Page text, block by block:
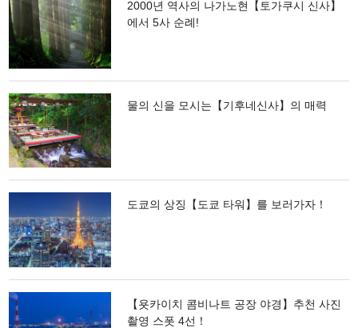
2000년 역사의 나가노현【토가쿠시 신사】
에서 5사 순례!
물의 신을 모시는【기후네신사】의 매력
도쿄의 상징【도쿄 타워】를 보러가자！
【욧카이치 콤비나트 공장 야경】추천 사진
촬영 스폿 4선！